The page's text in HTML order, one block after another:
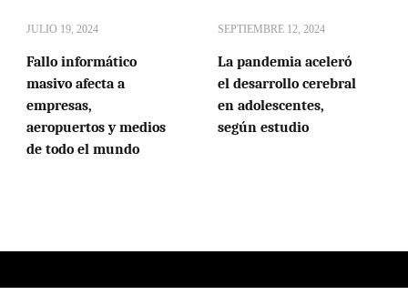
JULIO 19, 2024
Fallo informático
masivo afecta a
empresas,
aeropuertos y medios
de todo el mundo
SEPTIEMBRE 12, 2024
La pandemia aceleró
el desarrollo cerebral
en adolescentes,
según estudio